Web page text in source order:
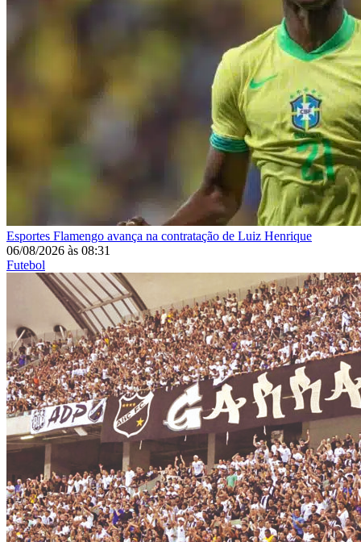
Esportes Flamengo avança na contratação de Luiz Henrique
06/08/2026 às 08:31
Futebol